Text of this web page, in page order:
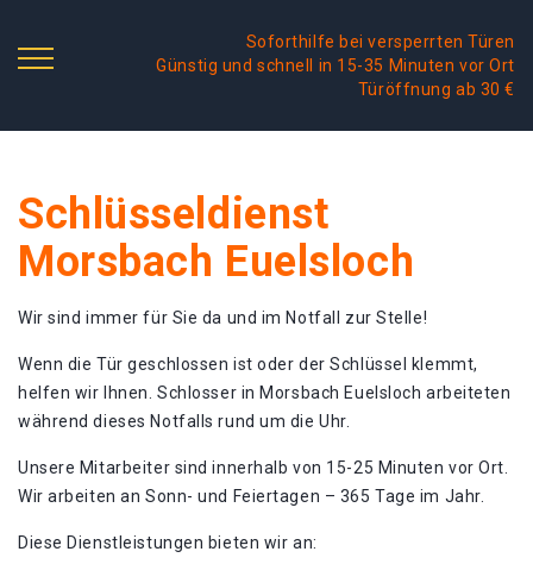
Soforthilfe bei versperrten Türen
Günstig und schnell in 15-35 Minuten vor Ort
Türöffnung ab 30 €
Schlüsseldienst
Morsbach Euelsloch
Wir sind immer für Sie da und im Notfall zur Stelle!
Wenn die Tür geschlossen ist oder der Schlüssel klemmt,
helfen wir Ihnen. Schlosser in Morsbach Euelsloch arbeiteten
während dieses Notfalls rund um die Uhr.
Unsere Mitarbeiter sind innerhalb von 15-25 Minuten vor Ort.
Wir arbeiten an Sonn- und Feiertagen – 365 Tage im Jahr.
Diese Dienstleistungen bieten wir an: